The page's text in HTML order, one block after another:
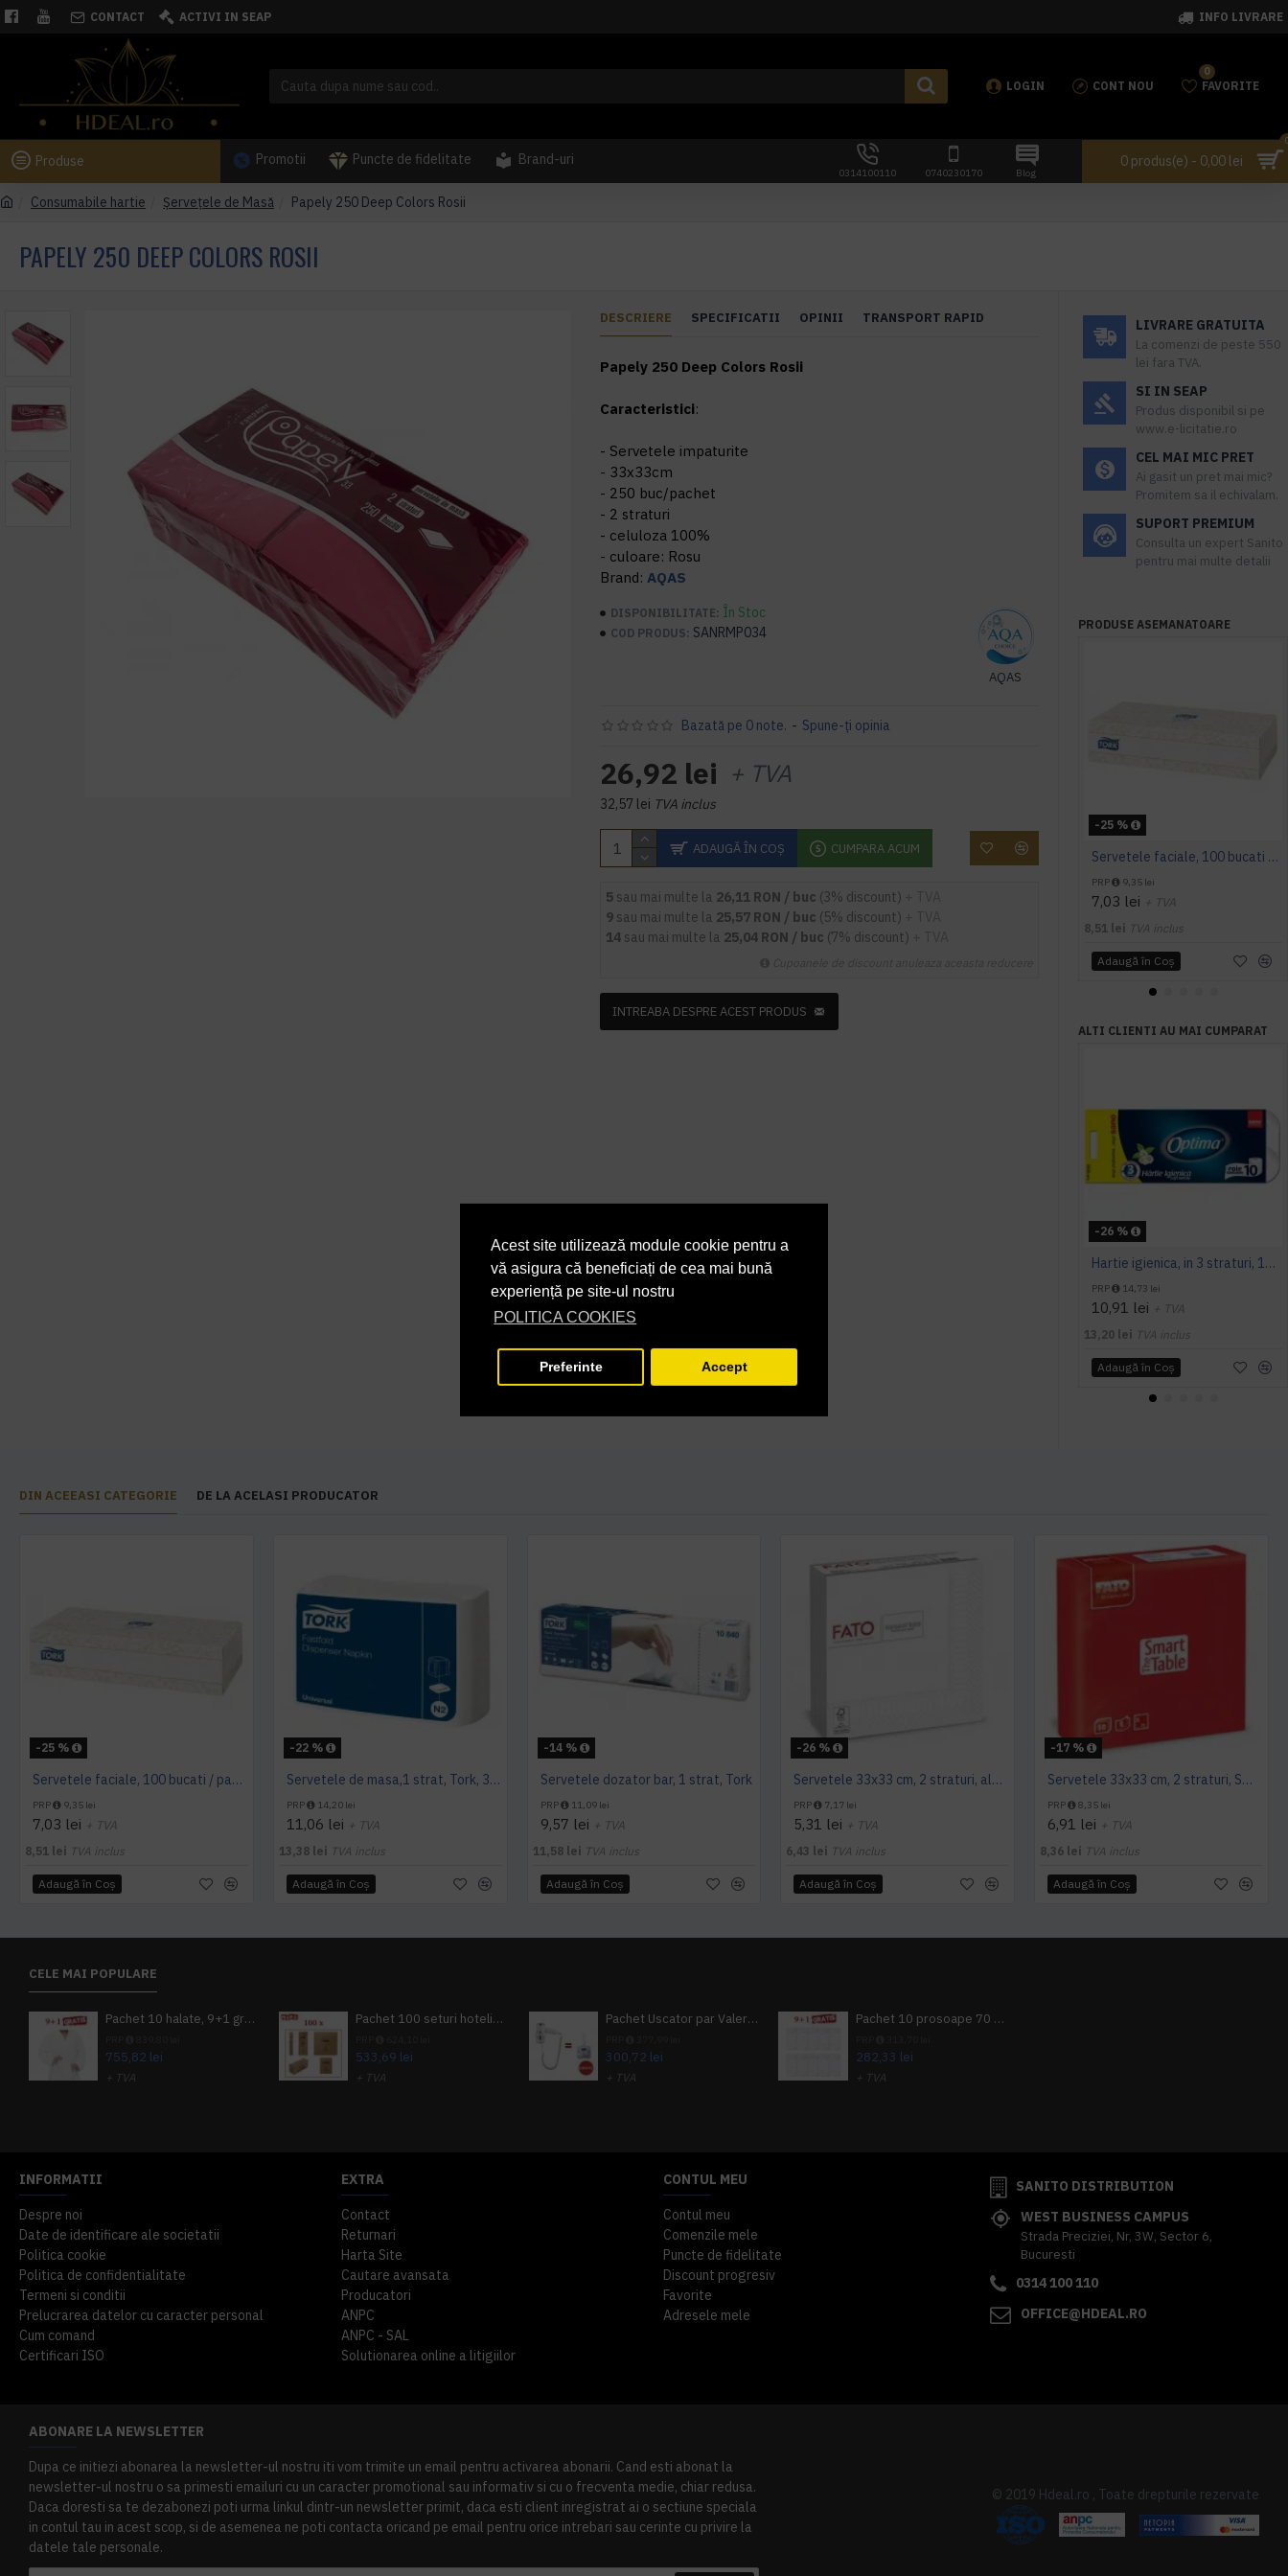
Acest site utilizează module cookie pentru a
vă asigura că beneficiați de cea mai bună
experiență pe site-ul nostru
POLITICA COOKIES
Preferinte Accept
CONTACT ACTIVI IN SEAP INFO LIVRARE
LOGIN CONT NOU FAVORITE
0
Produse Promotii Puncte de fidelitate Brand-uri
0314100110 0740230170 Blog
0 produs(e) - 0,00 lei
Consumabile hartie Șervețele de Masă Papely 250 Deep Colors Rosii
PAPELY 250 DEEP COLORS ROSII
DESCRIERE SPECIFICATII OPINII TRANSPORT RAPID
Papely 250 Deep Colors Rosii
Caracteristici:
- Servetele impaturite
- 33x33cm
- 250 buc/pachet
- 2 straturi
- celuloza 100%
- culoare: Rosu
Brand:AQAS
DISPONIBILITATE: În Stoc
COD PRODUS: SANRMP034
AQAS
Bazată pe 0 note. - Spune-ţi opinia
26,92 lei + TVA
32,57 lei TVA inclus
ADAUGĂ ÎN COŞ CUMPARA ACUM
5 sau mai multe la 26,11 RON / buc (3% discount)
9 sau mai multe la 25,57 RON / buc (5% discount)
14 sau mai multe la 25,04 RON / buc (7% discount)
INTREABA DESPRE ACEST PRODUS
LIVRARE GRATUITA
La comenzi de peste 550
lei fara TVA.
SI IN SEAP
Produs disponibil si pe
www.e-licitatie.ro
CEL MAI MIC PRET
Ai gasit un pret mai mic?
Promitem sa il echivalam.
SUPORT PREMIUM
Consulta un expert Sanito
pentru mai multe detalii
PRODUSE ASEMANATOARE
-25 %
Servetele faciale, 100 bucati / pachet, Tork
PRP 9,35 lei
7,03 lei + TVA
8,51 lei TVA inclus
Adaugă în Coş
ALTI CLIENTI AU MAI CUMPARAT
-26 %
Hartie igienica, in 3 straturi, 10 role/pachet, SANO PAPER TOILET OPTIMA
PRP 14,73 lei
10,91 lei + TVA
13,20 lei TVA inclus
Adaugă în Coş
DIN ACEEASI CATEGORIE DE LA ACELASI PRODUCATOR
-25 %
Servetele faciale, 100 bucati / pachet, Tork
PRP 9,35 lei
7,03 lei + TVA
8,51 lei TVA inclus
Adaugă în Coş
-22 %
Servetele de masa,1 strat, Tork, 300 buc/pachet
PRP 14,20 lei
11,06 lei + TVA
13,38 lei TVA inclus
Adaugă în Coş
-14 %
Servetele dozator bar, 1 strat, Tork
PRP 11,09 lei
9,57 lei + TVA
11,58 lei TVA inclus
Adaugă în Coş
-26 %
Servetele 33x33 cm, 2 straturi, albe, Le Carezze, Fato
PRP 7,17 lei
5,31 lei + TVA
6,43 lei TVA inclus
Adaugă în Coş
-17 %
Servetele 33x33 cm, 2 straturi, Smart Table Red, Fato
PRP 8,35 lei
6,91 lei + TVA
8,36 lei TVA inclus
Adaugă în Coş
CELE MAI POPULARE
Pachet 10 halate, 9+1 gratuit
755,82 lei
+ TVA
Pachet 100 seturi hoteliere, set dentar, set barbierit, casca de dus, pila unghii, set cusut
533,69 lei
+ TVA
Pachet Uscator par Valera Action Super Plus + GRATUIT Sampon si gel de dus Tork
300,72 lei
+ TVA
Pachet 10 prosoape 70 x 140cm 9 + 1 gratuit
282,33 lei
+ TVA
INFORMATII
Despre noi
Date de identificare ale societatii
Politica cookie
Politica de confidentialitate
Termeni si conditii
Prelucrarea datelor cu caracter personal
Cum comand
Certificari ISO
EXTRA
Contact
Returnari
Harta Site
Cautare avansata
Producatori
ANPC
ANPC - SAL
Solutionarea online a litigiilor
CONTUL MEU
Contul meu
Comenzile mele
Puncte de fidelitate
Discount progresiv
Favorite
Adresele mele
SANITO DISTRIBUTION
WEST BUSINESS CAMPUS
Strada Preciziei, Nr, 3W, Sector 6,
Bucuresti
0314 100 110
OFFICE@HDEAL.RO
ABONARE LA NEWSLETTER
Dupa ce initiezi abonarea la newsletter-ul nostru iti vom trimite un email pentru activarea abonarii. Cand esti abonat la
newsletter-ul nostru o sa primesti emailuri cu un caracter promotional sau informativ si cu o frecventa medie, chiar redusa.
Daca doresti sa te dezabonezi poti urma linkul dintr-un newsletter primit, daca esti client inregistrat ai o sectiune speciala
in contul tau in acest scop, si de asemenea ne poti contacta oricand pe email pentru orice intrebari sau cerinte cu privire la
datele tale personale.
© 2019 Hdeal.ro , Toate drepturile rezervate